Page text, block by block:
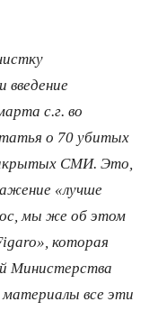
введение
с.г. во
о 70 убитых
СМИ. Это,
«лучше
мы же об этом
которая
Министерства
материалы все эти